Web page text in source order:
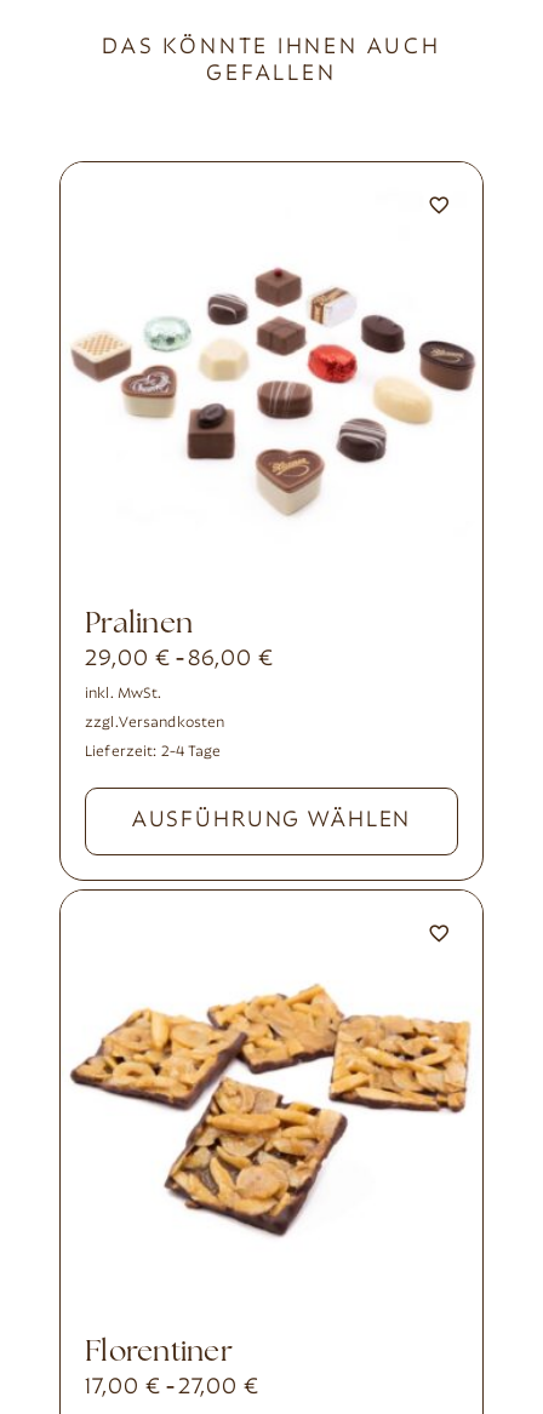
DAS KÖNNTE IHNEN AUCH
GEFALLEN
Pralinen
29,00 € -86,00€
inkl. MwSt.
zzgl.Versandkosten
Lieferzeit: 2-4 Tage
AUSFÜHRUNG WÄHLEN
Florentiner
17,00 € -27,00€